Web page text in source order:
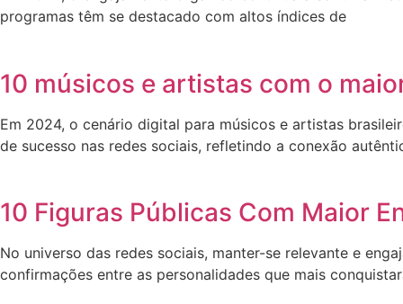
programas têm se destacado com altos índices de
10 músicos e artistas com o
Em 2024, o cenário digital para músicos e artistas
de sucesso nas redes sociais, refletindo a conexão
10 Figuras Públicas Com Maior
No universo das redes sociais, manter-se relevante e
confirmações entre as personalidades que mais